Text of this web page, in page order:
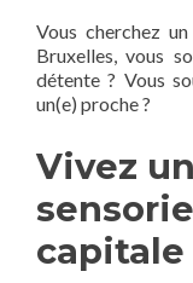
Vous cherchez
Bruxelles, vous
détente ? Vous
un(e) proche ?
Vivez
capitale